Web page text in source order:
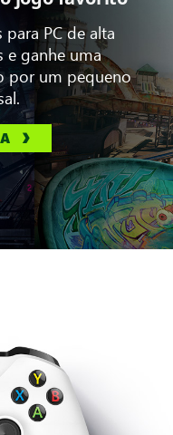
PC de alta
e ganhe uma
por um pequeno